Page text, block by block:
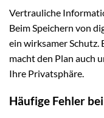
Vertrauliche
Beim Speichern von
ein wirksamer Schutz.
macht den Plan auch
Ihre Privatsphäre.
Häufige Fehler